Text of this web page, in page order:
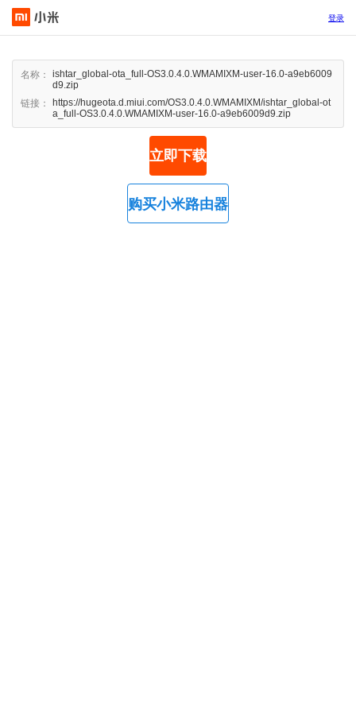
登录
名称：
ishtar_global-ota_full-OS3.0.4.0.WMAMIXM-user-16.0-a9eb6009
d9.zip
链接：
https://hugeota.d.miui.com/OS3.0.4.0.WMAMIXM/ishtar_global-ot
a_full-OS3.0.4.0.WMAMIXM-user-16.0-a9eb6009d9.zip
立即下载
购买小米路由器